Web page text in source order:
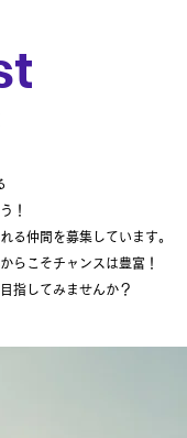
！
る仲間を募集しています。
らこそチャンスは豊富！
指してみませんか？